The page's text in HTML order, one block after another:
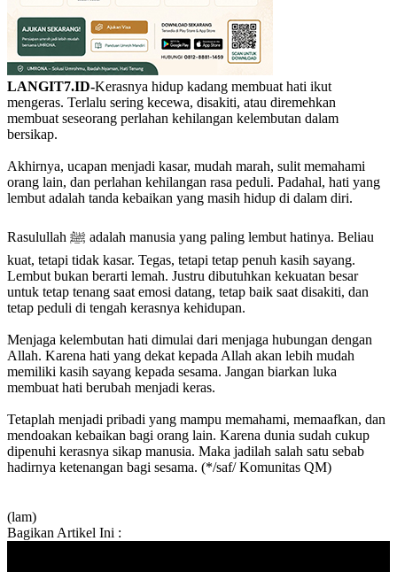
LANGIT7.ID-Kerasnya hidup kadang membuat hati ikut
mengeras. Terlalu sering kecewa, disakiti, atau diremehkan
membuat seseorang perlahan kehilangan kelembutan dalam
bersikap.
Akhirnya, ucapan menjadi kasar, mudah marah, sulit memahami
orang lain, dan perlahan kehilangan rasa peduli. Padahal, hati yang
lembut adalah tanda kebaikan yang masih hidup di dalam diri.
Rasulullah ﷺ adalah manusia yang paling lembut hatinya. Beliau
kuat, tetapi tidak kasar. Tegas, tetapi tetap penuh kasih sayang.
Lembut bukan berarti lemah. Justru dibutuhkan kekuatan besar
untuk tetap tenang saat emosi datang, tetap baik saat disakiti, dan
tetap peduli di tengah kerasnya kehidupan.
Menjaga kelembutan hati dimulai dari menjaga hubungan dengan
Allah. Karena hati yang dekat kepada Allah akan lebih mudah
memiliki kasih sayang kepada sesama. Jangan biarkan luka
membuat hati berubah menjadi keras.
Tetaplah menjadi pribadi yang mampu memahami, memaafkan, dan
mendoakan kebaikan bagi orang lain. Karena dunia sudah cukup
dipenuhi kerasnya sikap manusia. Maka jadilah salah satu sebab
hadirnya ketenangan bagi sesama. (*/saf/ Komunitas QM)
(lam)
Bagikan Artikel Ini :